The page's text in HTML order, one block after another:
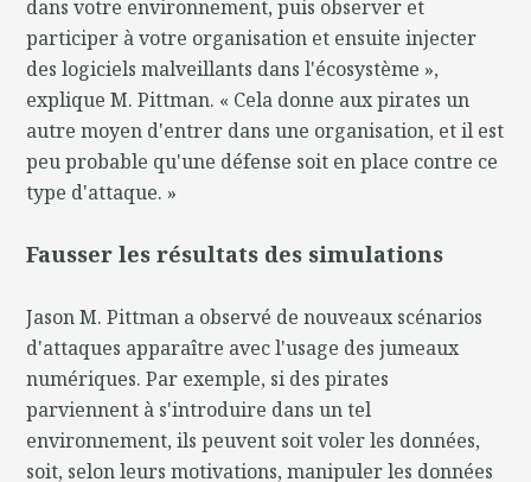
dans votre environnement, puis observer et
participer à votre organisation et ensuite injecter
des logiciels malveillants dans l'écosystème »,
explique M. Pittman. « Cela donne aux pirates un
autre moyen d'entrer dans une organisation, et il est
peu probable qu'une défense soit en place contre ce
type d'attaque. »
Fausser les résultats des simulations
Jason M. Pittman a observé de nouveaux scénarios
d'attaques apparaître avec l'usage des jumeaux
numériques. Par exemple, si des pirates
parviennent à s'introduire dans un tel
environnement, ils peuvent soit voler les données,
soit, selon leurs motivations, manipuler les données